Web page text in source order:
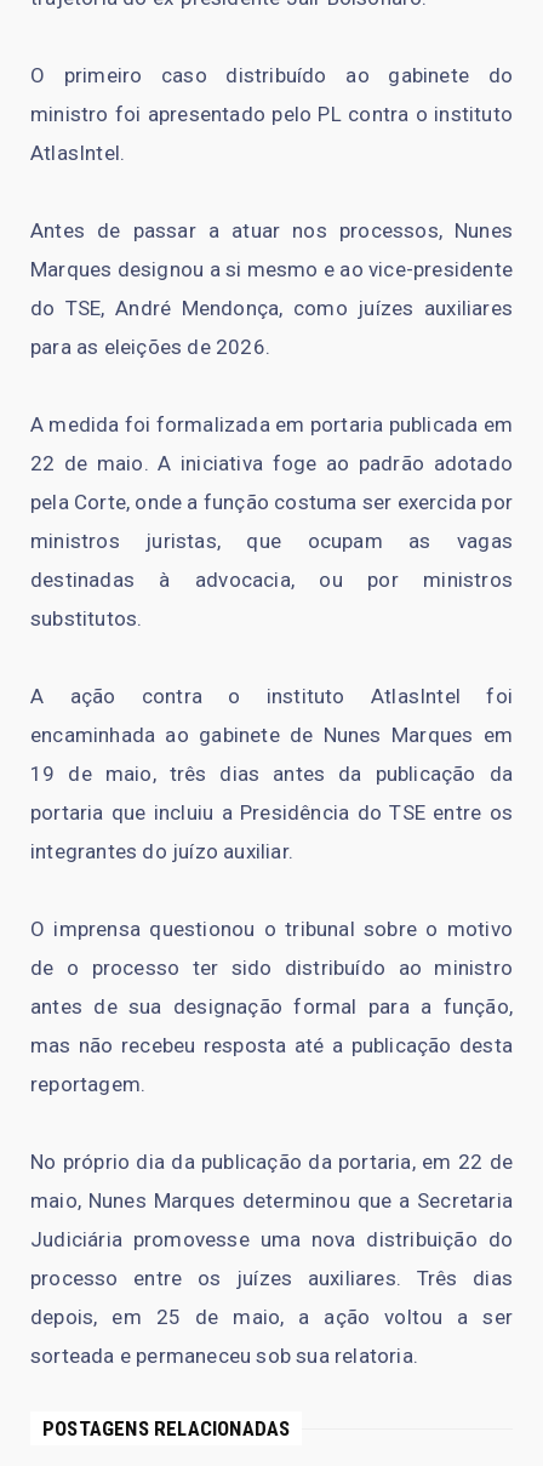
O primeiro caso distribuído ao gabinete do
ministro foi apresentado pelo PL contra o instituto
AtlasIntel.
Antes de passar a atuar nos processos, Nunes
Marques designou a si mesmo e ao vice-presidente
do TSE, André Mendonça, como juízes auxiliares
para as eleições de 2026.
A medida foi formalizada em portaria publicada em
22 de maio. A iniciativa foge ao padrão adotado
pela Corte, onde a função costuma ser exercida por
ministros juristas, que ocupam as vagas
destinadas à advocacia, ou por ministros
substitutos.
A ação contra o instituto AtlasIntel foi
encaminhada ao gabinete de Nunes Marques em
19 de maio, três dias antes da publicação da
portaria que incluiu a Presidência do TSE entre os
integrantes do juízo auxiliar.
O imprensa questionou o tribunal sobre o motivo
de o processo ter sido distribuído ao ministro
antes de sua designação formal para a função,
mas não recebeu resposta até a publicação desta
reportagem.
No próprio dia da publicação da portaria, em 22 de
maio, Nunes Marques determinou que a Secretaria
Judiciária promovesse uma nova distribuição do
processo entre os juízes auxiliares. Três dias
depois, em 25 de maio, a ação voltou a ser
sorteada e permaneceu sob sua relatoria.
POSTAGENS RELACIONADAS